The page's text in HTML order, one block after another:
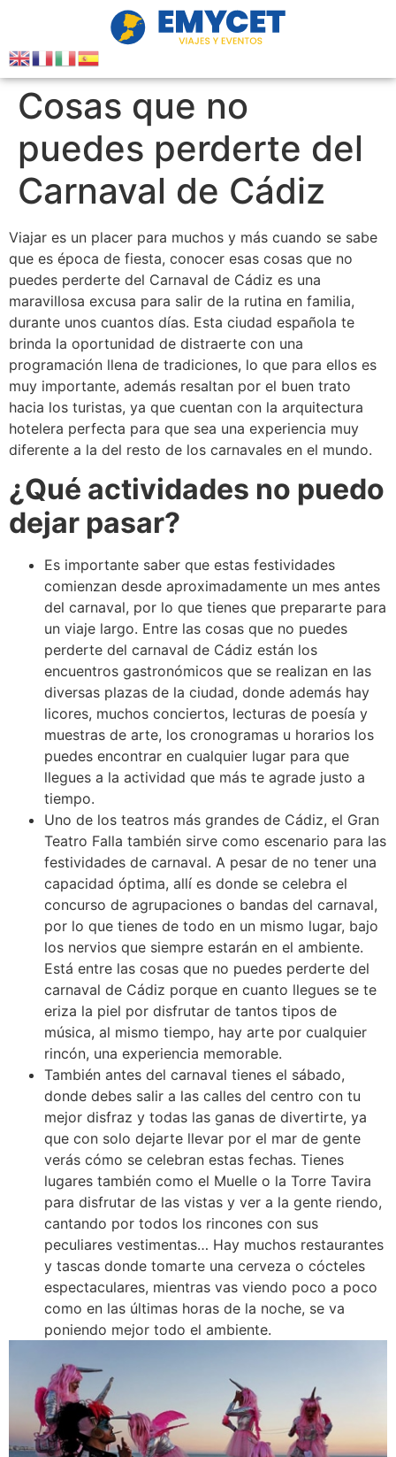
Cosas que no
puedes perderte del
Carnaval de Cádiz
Viajar es un placer para muchos y más cuando se sabe
que es época de fiesta, conocer esas cosas que no
puedes perderte del Carnaval de Cádiz es una
maravillosa excusa para salir de la rutina en familia,
durante unos cuantos días. Esta ciudad española te
brinda la oportunidad de distraerte con una
programación llena de tradiciones, lo que para ellos es
muy importante, además resaltan por el buen trato
hacia los turistas, ya que cuentan con la arquitectura
hotelera perfecta para que sea una experiencia muy
diferente a la del resto de los carnavales en el mundo.
¿Qué actividades no puedo
dejar pasar?
Es importante saber que estas festividades
comienzan desde aproximadamente un mes antes
del carnaval, por lo que tienes que prepararte para
un viaje largo. Entre las cosas que no puedes
perderte del carnaval de Cádiz están los
encuentros gastronómicos que se realizan en las
diversas plazas de la ciudad, donde además hay
licores, muchos conciertos, lecturas de poesía y
muestras de arte, los cronogramas u horarios los
puedes encontrar en cualquier lugar para que
llegues a la actividad que más te agrade justo a
tiempo.
Uno de los teatros más grandes de Cádiz, el Gran
Teatro Falla también sirve como escenario para las
festividades de carnaval. A pesar de no tener una
capacidad óptima, allí es donde se celebra el
concurso de agrupaciones o bandas del carnaval,
por lo que tienes de todo en un mismo lugar, bajo
los nervios que siempre estarán en el ambiente.
Está entre las cosas que no puedes perderte del
carnaval de Cádiz porque en cuanto llegues se te
eriza la piel por disfrutar de tantos tipos de
música, al mismo tiempo, hay arte por cualquier
rincón, una experiencia memorable.
También antes del carnaval tienes el sábado,
donde debes salir a las calles del centro con tu
mejor disfraz y todas las ganas de divertirte, ya
que con solo dejarte llevar por el mar de gente
verás cómo se celebran estas fechas. Tienes
lugares también como el Muelle o la Torre Tavira
para disfrutar de las vistas y ver a la gente riendo,
cantando por todos los rincones con sus
peculiares vestimentas… Hay muchos restaurantes
y tascas donde tomarte una cerveza o cócteles
espectaculares, mientras vas viendo poco a poco
como en las últimas horas de la noche, se va
poniendo mejor todo el ambiente.